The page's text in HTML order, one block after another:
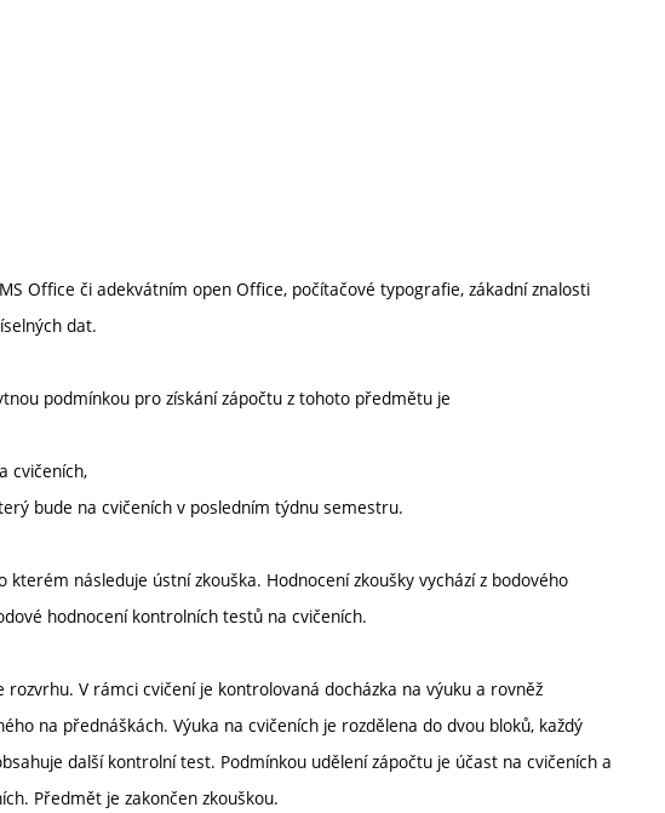
Office či adekvátním open Office, počítačové typografie, zákadní znalosti
dat.
podmínkou pro získání zápočtu z tohoto předmětu je
cvičeních,
bude na cvičeních v posledním týdnu semestru.
následuje ústní zkouška. Hodnocení zkoušky vychází z bodového
hodnocení kontrolních testů na cvičeních.
V rámci cvičení je kontrolovaná docházka na výuku a rovněž
na přednáškách. Výuka na cvičeních je rozdělena do dvou bloků, každý
další kontrolní test. Podmínkou udělení zápočtu je účast na cvičeních a
Předmět je zakončen zkouškou.